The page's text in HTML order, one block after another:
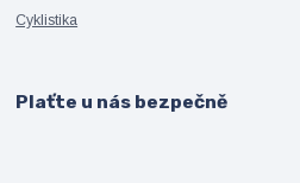
Cyklistika
Plaťte u nás bezpečně